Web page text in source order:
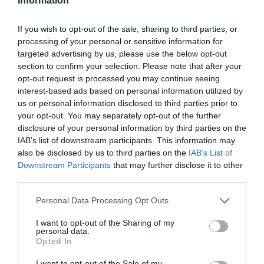
If you wish to opt-out of the sale, sharing to third parties, or
processing of your personal or sensitive information for
targeted advertising by us, please use the below opt-out
section to confirm your selection. Please note that after your
opt-out request is processed you may continue seeing
interest-based ads based on personal information utilized by
us or personal information disclosed to third parties prior to
your opt-out. You may separately opt-out of the further
disclosure of your personal information by third parties on the
IAB’s list of downstream participants. This information may
also be disclosed by us to third parties on the IAB’s List of
Downstream Participants that may further disclose it to other
Personal Data Processing Opt Outs
I want to opt-out of the Sharing of my
personal data.
Opted In
les malvestats causades amb la pista mar. La
manca de credibilitat d’Aena, que actua a
Catalunya, com tots els monopolis espanyols, com
a terra de conquesta, és un dels problemes de
fons de tota aquesta qüestió. Que si les
compensacions ambientals pendents, que si la
terminal satèl·lit fantasma...
"A Brussel·les poden
reclamar que els
compromisos en matèria
ambiental assumits per
Aena arran de l’anterior
ampliació es facin efectius